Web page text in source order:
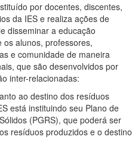
por docentes, discentes,
da IES e realiza ações de
disseminar a educação
alunos, professores,
e comunidade de maneira
que são desenvolvidos por
inter-relacionadas:
ao destino dos resíduos
está instituindo seu Plano de
(PGRS), que poderá ser
resíduos produzidos e o destino